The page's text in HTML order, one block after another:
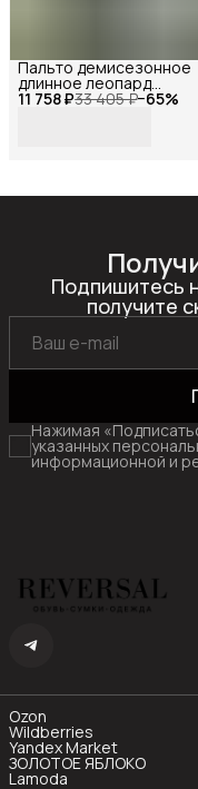
11 758 ₽33 405 ₽−65%
Пальто демисезонное
длинное леопард
оверсайз, Reversal, YD-
Подпишитесь
получите
Нажимая
указанных
информационной и
Ozon
Wildberries
Yandex Market
ЗОЛОТОЕ ЯБЛОКО
Lamoda